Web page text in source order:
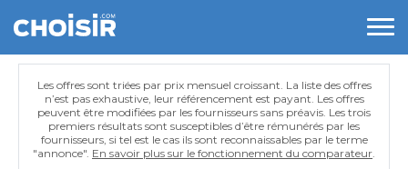
Les offres sont triées par prix mensuel croissant. La liste des offres
n’est pas exhaustive, leur référencement est payant. Les offres
peuvent être modifiées par les fournisseurs sans préavis. Les trois
premiers résultats sont susceptibles d’être rémunérés par les
fournisseurs, si tel est le cas ils sont reconnaissables par le terme
"annonce". En savoir plus sur le fonctionnement du comparateur.